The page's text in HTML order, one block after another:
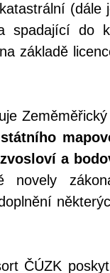
(dále
spadající do
základě
a
novely
ČÚZK